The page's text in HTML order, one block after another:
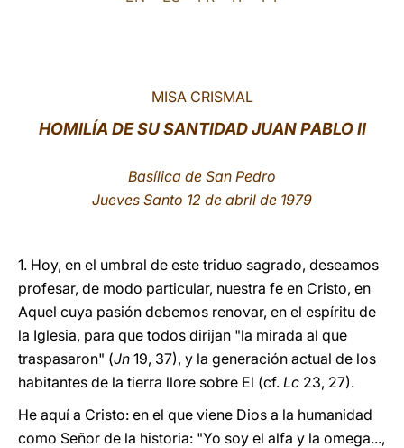
MISA CRISMAL
HOMILÍA DE SU SANTIDAD JUAN PABLO II
Basílica de San Pedro
Jueves Santo 12 de abril de 1979
1. Hoy, en el umbral de este triduo sagrado, deseamos
profesar, de modo particular, nuestra fe en Cristo, en
Aquel cuya pasión debemos renovar, en el espíritu de
la Iglesia, para que todos dirijan "la mirada al que
traspasaron" (Jn 19, 37), y la generación actual de los
habitantes de la tierra llore sobre El (cf. Lc 23, 27).
He aquí a Cristo: en el que viene Dios a la humanidad
como Señor de la historia: "Yo soy el alfa y la omega...,